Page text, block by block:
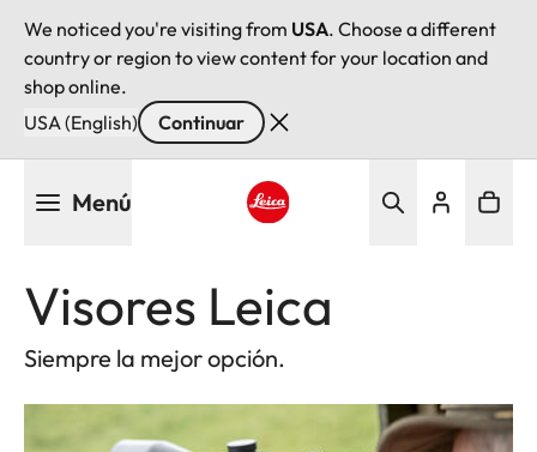
We noticed you're visiting from USA. Choose a different
country or region to view content for your location and
shop online.
USA (English)
Continuar
Menú
Visores Leica
Siempre la mejor opción.